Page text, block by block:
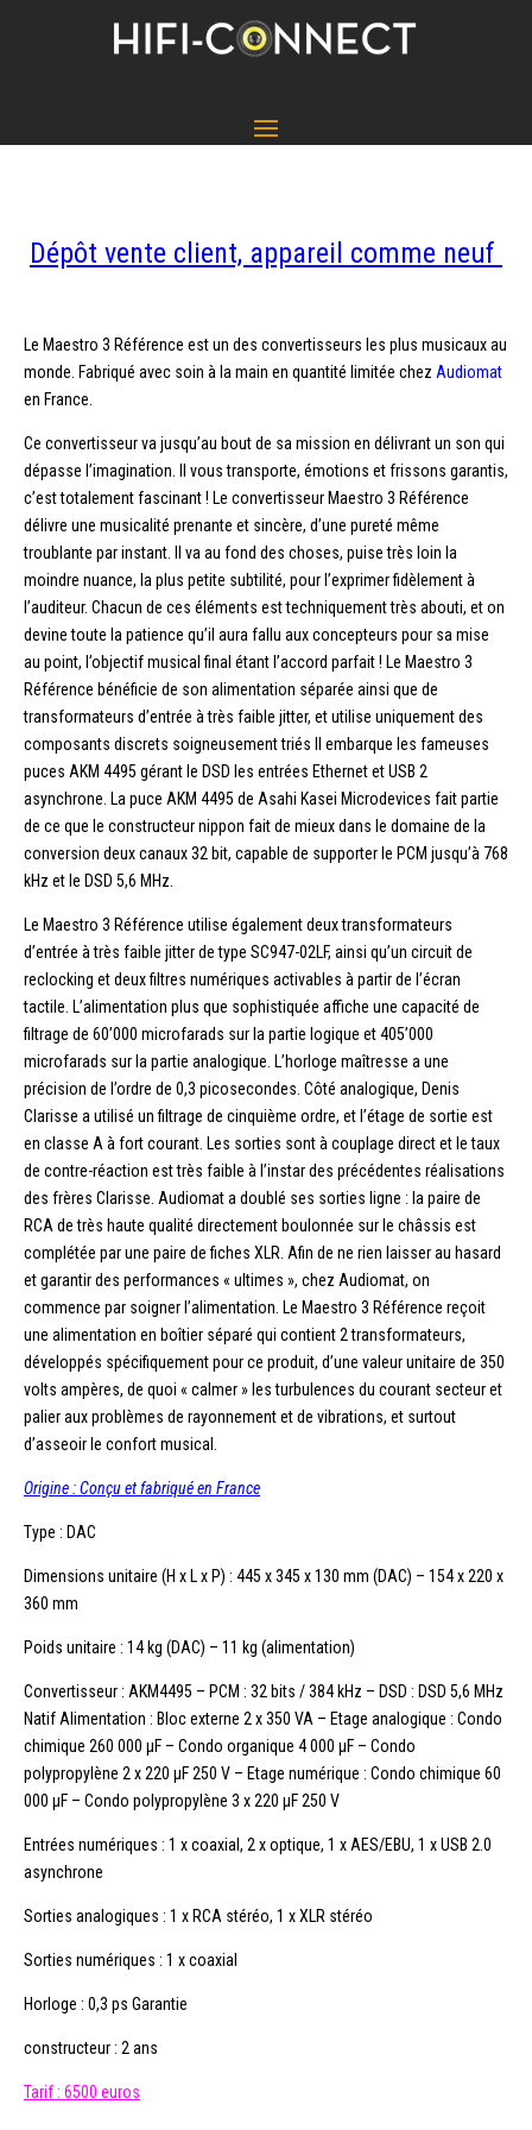
Dépôt vente client, appareil comme neuf
Le Maestro 3 Référence est un des convertisseurs les plus musicaux au
monde. Fabriqué avec soin à la main en quantité limitée chez Audiomat
en France.
Ce convertisseur va jusqu’au bout de sa mission en délivrant un son qui
dépasse l’imagination. Il vous transporte, émotions et frissons garantis,
c’est totalement fascinant ! Le convertisseur Maestro 3 Référence
délivre une musicalité prenante et sincère, d’une pureté même
troublante par instant. Il va au fond des choses, puise très loin la
moindre nuance, la plus petite subtilité, pour l’exprimer fidèlement à
l’auditeur. Chacun de ces éléments est techniquement très abouti, et on
devine toute la patience qu’il aura fallu aux concepteurs pour sa mise
au point, l’objectif musical final étant l’accord parfait ! Le Maestro 3
Référence bénéficie de son alimentation séparée ainsi que de
transformateurs d’entrée à très faible jitter, et utilise uniquement des
composants discrets soigneusement triés Il embarque les fameuses
puces AKM 4495 gérant le DSD les entrées Ethernet et USB 2
asynchrone. La puce AKM 4495 de Asahi Kasei Microdevices fait partie
de ce que le constructeur nippon fait de mieux dans le domaine de la
conversion deux canaux 32 bit, capable de supporter le PCM jusqu’à 768
kHz et le DSD 5,6 MHz.
Le Maestro 3 Référence utilise également deux transformateurs
d’entrée à très faible jitter de type SC947-02LF, ainsi qu’un circuit de
reclocking et deux filtres numériques activables à partir de l’écran
tactile. L’alimentation plus que sophistiquée affiche une capacité de
filtrage de 60’000 microfarads sur la partie logique et 405’000
microfarads sur la partie analogique. L’horloge maîtresse a une
précision de l’ordre de 0,3 picosecondes. Côté analogique, Denis
Clarisse a utilisé un filtrage de cinquième ordre, et l’étage de sortie est
en classe A à fort courant. Les sorties sont à couplage direct et le taux
de contre-réaction est très faible à l’instar des précédentes réalisations
des frères Clarisse. Audiomat a doublé ses sorties ligne : la paire de
RCA de très haute qualité directement boulonnée sur le châssis est
complétée par une paire de fiches XLR. Afin de ne rien laisser au hasard
et garantir des performances « ultimes », chez Audiomat, on
commence par soigner l’alimentation. Le Maestro 3 Référence reçoit
une alimentation en boîtier séparé qui contient 2 transformateurs,
développés spécifiquement pour ce produit, d’une valeur unitaire de 350
volts ampères, de quoi « calmer » les turbulences du courant secteur et
palier aux problèmes de rayonnement et de vibrations, et surtout
d’asseoir le confort musical.
Origine : Conçu et fabriqué en France
Type : DAC
Dimensions unitaire (H x L x P) : 445 x 345 x 130 mm (DAC) – 154 x 220 x
360 mm
Poids unitaire : 14 kg (DAC) – 11 kg (alimentation)
Convertisseur : AKM4495 – PCM : 32 bits / 384 kHz – DSD : DSD 5,6 MHz
Natif Alimentation : Bloc externe 2 x 350 VA – Etage analogique : Condo
chimique 260 000 μF – Condo organique 4 000 µF – Condo
polypropylène 2 x 220 µF 250 V – Etage numérique : Condo chimique 60
000 µF – Condo polypropylène 3 x 220 µF 250 V
Entrées numériques : 1 x coaxial, 2 x optique, 1 x AES/EBU, 1 x USB 2.0
asynchrone
Sorties analogiques : 1 x RCA stéréo, 1 x XLR stéréo
Sorties numériques : 1 x coaxial
Horloge : 0,3 ps Garantie
constructeur : 2 ans
Tarif : 6500 euros